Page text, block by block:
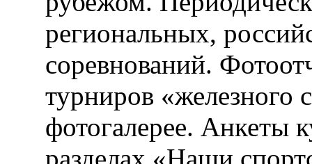
региональных,
соревнований.
турниров «железного
фотогалерее. Анкеты
разделах «Наши